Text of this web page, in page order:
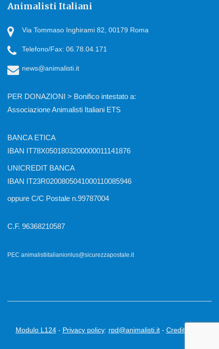
Animalisti Italiani
Via Tommaso Inghirami 82, 00179 Roma
Telefono/Fax: 06.78.04.171
news@animalisti.it
PER DONAZIONI > Bonifico intestato a:
Associazione Animalisti Italiani ETS
BANCA ETICA
IBAN IT78X0501803200000011141876
UNICREDIT BANCA
IBAN IT23R0200805041000110085946
oppure C/C Postale n.99787004
C.F. 96368210587
PEC animalistiitalianionlus@sicurezzapostale.it
Modulo L124- Privacy policy: rpd@animalisti.it- Credits